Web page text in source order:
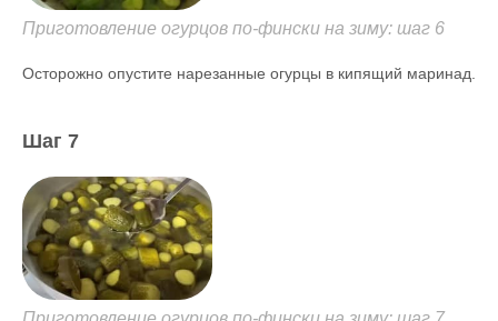
Приготовление огурцов по-фински на зиму: шаг 6
Осторожно опустите нарезанные огурцы в кипящий маринад.
Шаг 7